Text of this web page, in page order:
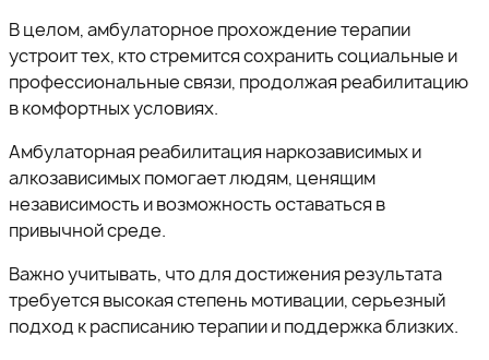
В целом, амбулаторное прохождение терапии
устроит тех, кто стремится сохранить социальные и
профессиональные связи, продолжая реабилитацию
в комфортных условиях.
Амбулаторная реабилитация наркозависимых и
алкозависимых помогает людям, ценящим
независимость и возможность оставаться в
привычной среде.
Важно учитывать, что для достижения результата
требуется высокая степень мотивации, серьезный
подход к расписанию терапии и поддержка близких.